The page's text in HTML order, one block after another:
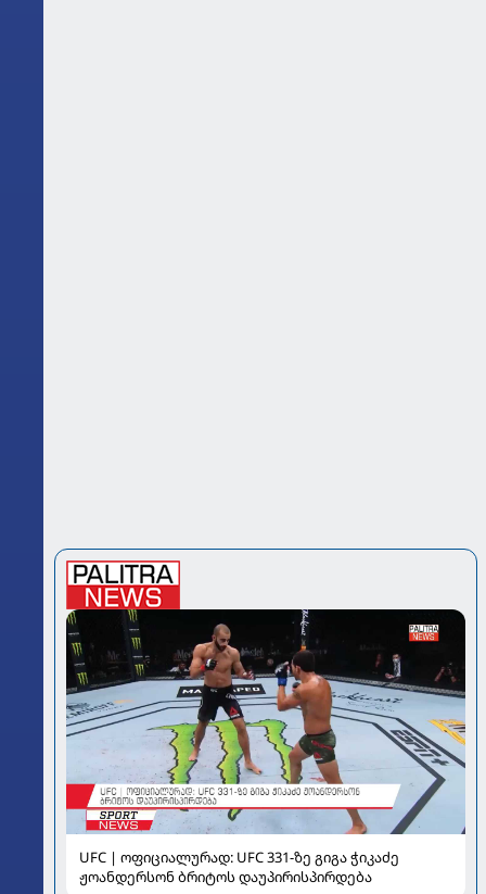
UFC | ოფიციალურად: UFC 331-ზე გიგა ჭიკაძე
ჟოანდერსონ ბრიტოს დაუპირისპირდება